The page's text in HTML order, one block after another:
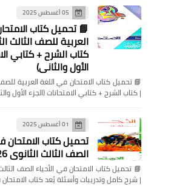
05 أغسطس 2025
📘 تحميل كتاب
كتاب الشرح + كتابي
الأول والثاني)
| كتاب الشرح + كتابي الامتحانات (الجزء الأول
01 أغسطس 2025
تحميل كتاب الامتحان
الصف الثالث الثانوي 2026
| شرح كامل وتدريبات وأسئلة يُعد كتاب